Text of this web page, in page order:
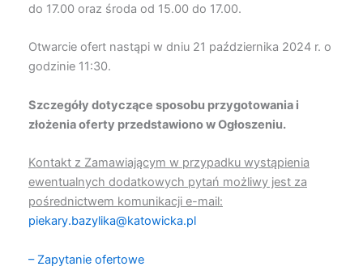
do 17.00 oraz środa od 15.00 do 17.00.
Otwarcie ofert nastąpi w dniu 21 października 2024 r. o
godzinie 11:30.
Szczegóły dotyczące sposobu przygotowania i
złożenia oferty przedstawiono w Ogłoszeniu.
Kontakt z Zamawiającym w przypadku wystąpienia
ewentualnych dodatkowych pytań możliwy jest za
pośrednictwem komunikacji e-mail:
piekary.bazylika@katowicka.pl
– Zapytanie ofertowe